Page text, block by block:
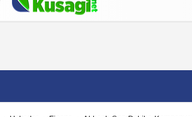
Künye İletişim Çerez Politikası